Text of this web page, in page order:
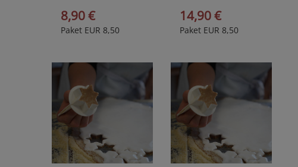
8,90 €
Paket EUR 8,50
14,90 €
Paket EUR 8,50